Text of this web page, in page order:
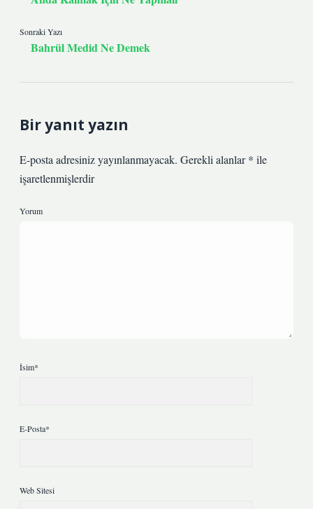
Sonraki Yazı
Bahrül Medid Ne Demek
Bir yanıt yazın
E-posta adresiniz yayınlanmayacak. Gerekli alanlar* ile
işaretlenmişlerdir
Yorum
İsim*
E-Posta*
Web Sitesi